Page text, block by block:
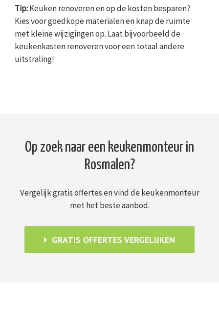
Tip:Keuken renoveren en op de kosten besparen?
Kies voor goedkope materialen en knap de ruimte
met kleine wijzigingen op. Laat bijvoorbeeld de
keukenkasten renoveren voor een totaal andere
uitstraling!
Op zoek naar een keukenmonteur in
Rosmalen?
Vergelijk gratis offertes en vind de keukenmonteur
met het beste aanbod.
GRATIS OFFERTES VERGELIJKEN